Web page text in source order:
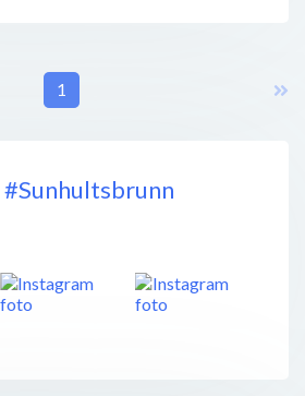
#Sunhultsbrunn
1